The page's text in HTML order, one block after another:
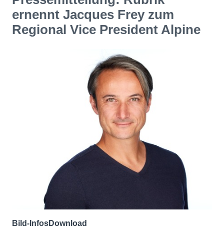
ernennt Jacques Frey zum
Regional Vice President Alpine​
Bild-InfosDownload